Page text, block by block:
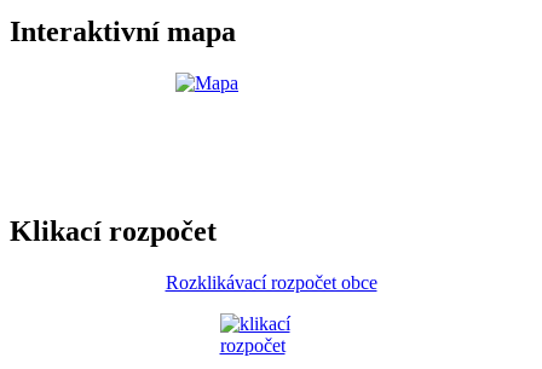
Interaktivní mapa
Klikací rozpočet
Rozklikávací rozpočet obce